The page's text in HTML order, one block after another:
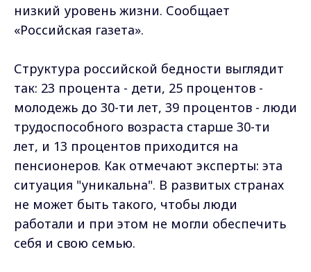
низкий уровень жизни. Сообщает
«Российская газета».
Структура российской бедности выглядит
так: 23 процента - дети, 25 процентов -
молодежь до 30-ти лет, 39 процентов - люди
трудоспособного возраста старше 30-ти
лет, и 13 процентов приходится на
пенсионеров. Как отмечают эксперты: эта
ситуация "уникальна". В развитых странах
не может быть такого, чтобы люди
работали и при этом не могли обеспечить
себя и свою семью.